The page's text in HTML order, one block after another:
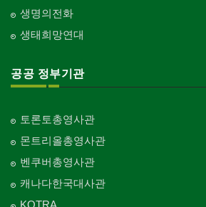
생명의전화
생태희망연대
공공 정부기관
토론토총영사관
몬트리올총영사관
벤쿠버총영사관
캐나다한국대사관